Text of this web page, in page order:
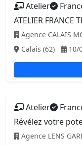
Atelier
ATELIER FRANCE
Agence CALAIS
Calais (62)
10/
Atelier
Révélez votre
Agence LENS